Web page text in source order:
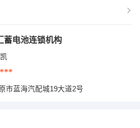
蓄电池连锁机构
市蓝海汽配城19大道2号